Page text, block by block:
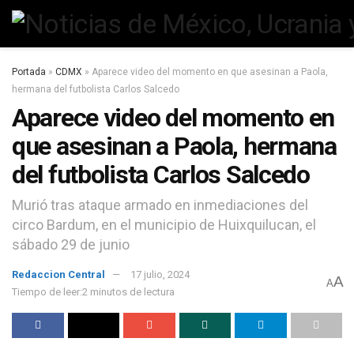
Portada » CDMX » Aparece video del momento en que asesinan a Paola,
hermana del futbolista Carlos Salcedo
Aparece video del momento en
que asesinan a Paola, hermana
del futbolista Carlos Salcedo
Murió tras ataque armado en inmediaciones del
circo Bardum, en el municipio de Huixquilucan, el
sábado 29 de junio
Redaccion Central
17 julio, 2024
Tiempo de leer:2 minutos de lectura
AA